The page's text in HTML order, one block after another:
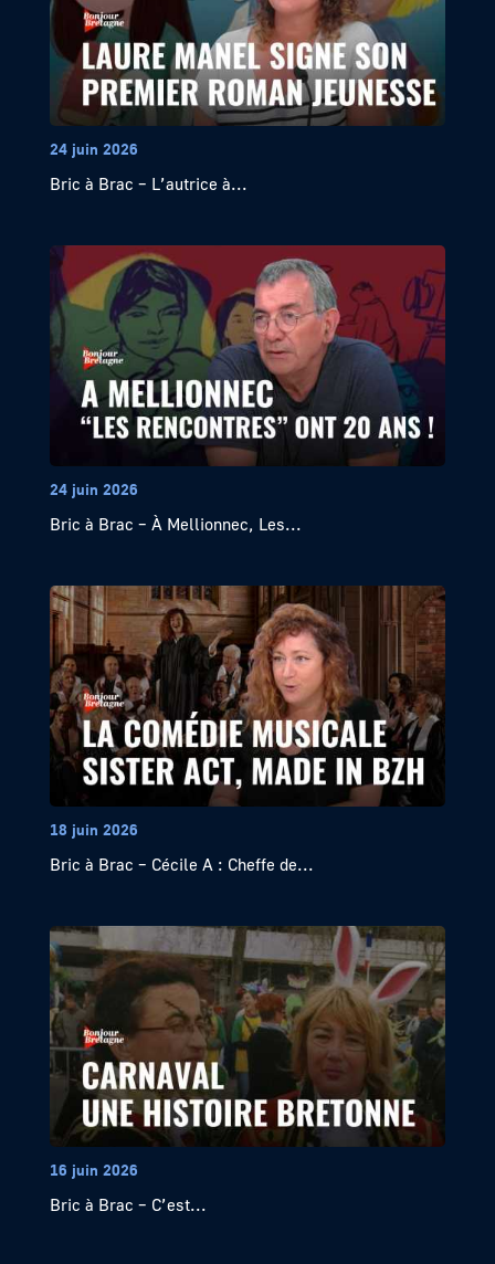
24 juin 2026
Bric à Brac – L’autrice à...
24 juin 2026
Bric à Brac – À Mellionnec, Les...
18 juin 2026
Bric à Brac – Cécile A : Cheffe de...
16 juin 2026
Bric à Brac – C’est...